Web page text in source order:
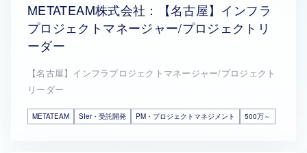
METATEAM株式会社：【名古屋】インフラ
プロジェクトマネージャー/プロジェクトリ
ーダー
【名古屋】インフラプロジェクトマネージャー/プロジェクト
リーダー
METATEAM SIer・受託開発 PM・プロジェクトマネジメント 500万～